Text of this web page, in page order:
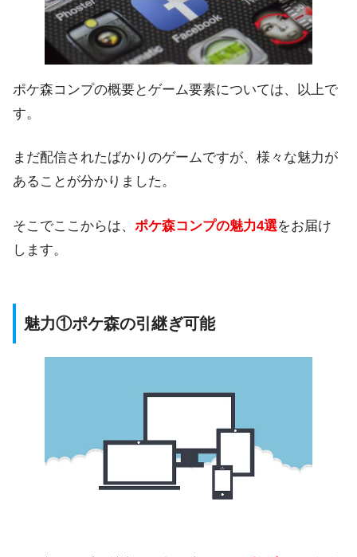
ポケ森コンプの概要とゲーム要素については、以上で
す。
まだ配信されたばかりのゲームですが、様々な魅力が
あることが分かりました。
そこでここからは、 ポケ森コンプの魅力4選をお届け
します。
魅力①ポケ森の引継ぎ可能